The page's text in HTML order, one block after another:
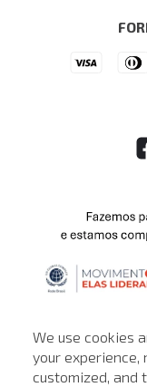
We use cookies
your experience,
customized, and